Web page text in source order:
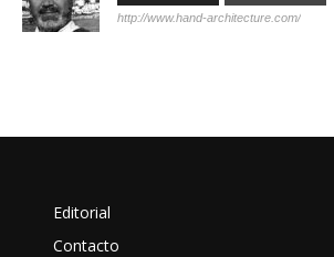
http://www.hand-architecture.com/
Editorial
Contacto